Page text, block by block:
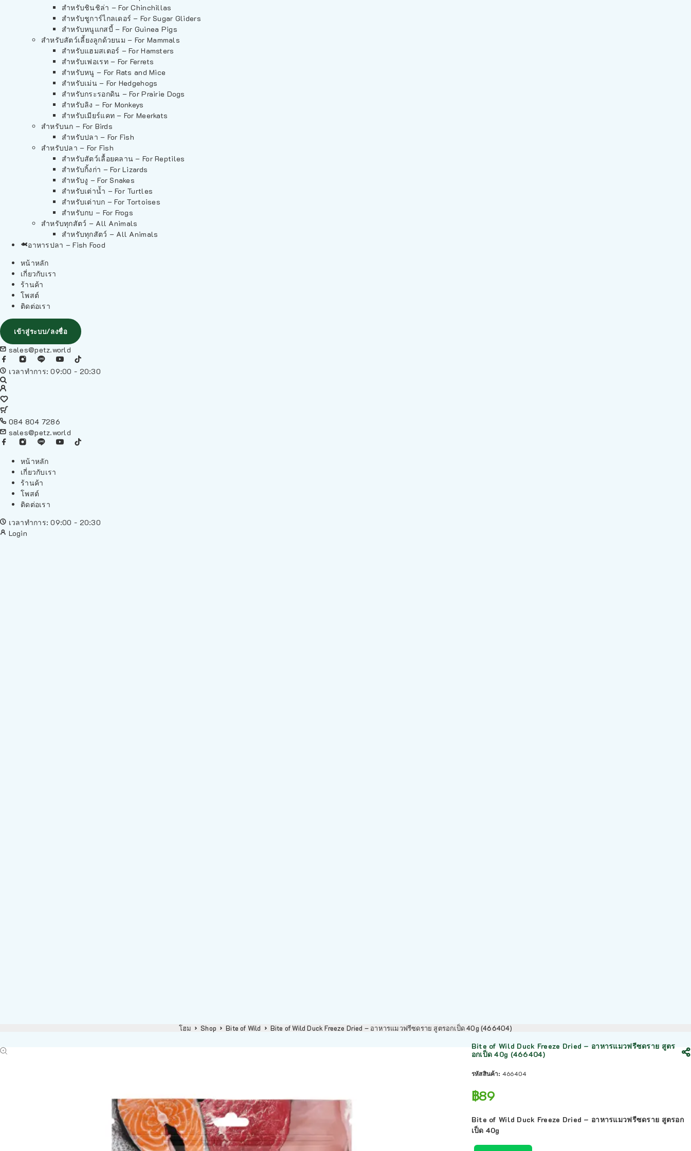
สำหรับชินชิล่า – For Chinchillas
สำหรับชูการ์ไกลเดอร์ – For Sugar Gliders
สำหรับหนูแกสบี้ – For Guinea Pigs
สำหรับสัตว์เลี้ยงลูกด้วยนม – For Mammals
สำหรับแฮมสเตอร์ – For Hamsters
สำหรับเฟอเรท – For Ferrets
สำหรับหนู – For Rats and Mice
สำหรับเม่น – For Hedgehogs
สำหรับกระรอกดิน – For Prairie Dogs
สำหรับลิง – For Monkeys
สำหรับเมียร์แคท – For Meerkats
สำหรับนก – For Birds
สำหรับปลา – For Fish
สำหรับปลา – For Fish
สำหรับสัตว์เลื้อยคลาน – For Reptiles
สำหรับกิ้งก่า – For Lizards
สำหรับงู – For Snakes
สำหรับเต่าน้ำ – For Turtles
สำหรับเต่าบก – For Tortoises
สำหรับกบ – For Frogs
สำหรับทุกสัตว์ – All Animals
สำหรับทุกสัตว์ – All Animals
อาหารปลา – Fish Food
หน้าหลัก
เกี่ยวกับเรา
ร้านค้า
โพสต์
ติดต่อเรา
เข้าสู่ระบบ/ลงชื่อ
sales@petz.world
เวลาทำการ: 09:00 - 20:30
084 804 7286
sales@petz.world
หน้าหลัก
เกี่ยวกับเรา
ร้านค้า
โพสต์
ติดต่อเรา
เวลาทำการ: 09:00 - 20:30
Login
โฮม Shop Bite of Wild Bite of Wild Duck Freeze Dried – อาหารแมวฟรีซดราย สูตรอกเป็ด 40g (466404)
Bite of Wild Duck Freeze Dried – อาหารแมวฟรีซดราย สูตร
อกเป็ด 40g (466404)
รหัสสินค้า: 466404
฿89
Bite of Wild Duck Freeze Dried – อาหารแมวฟรีซดราย สูตรอก
เป็ด 40g